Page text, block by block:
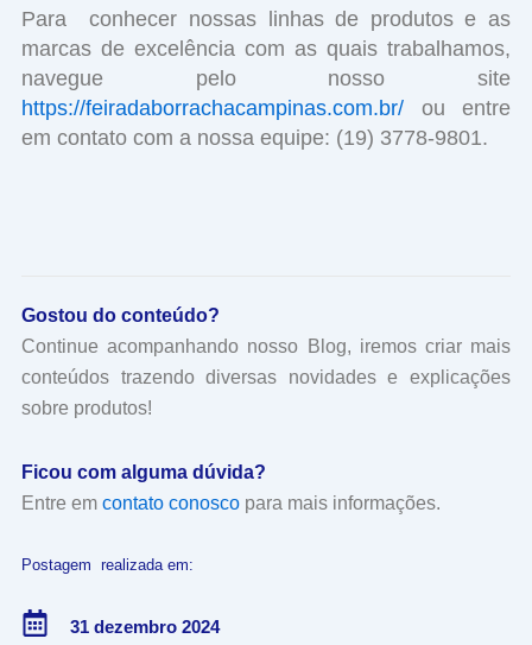
Para conhecer nossas linhas de produtos e as
marcas de excelência com as quais trabalhamos,
navegue pelo nosso site
https://feiradaborrachacampinas.com.br/ou entre
em contato com a nossa equipe: (19) 3778-9801.
Gostou do conteúdo?
Continue acompanhando nosso Blog, iremos criar mais
conteúdos trazendo diversas novidades e explicações
sobre produtos!
Ficou com alguma dúvida?
Entre em contato conoscopara mais informações.
Postagem realizada em:
31 dezembro 2024